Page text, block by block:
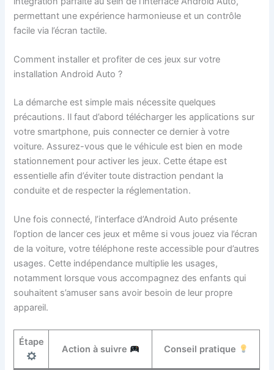
permettant une expérience harmonieuse et un contrôle
facile via l’écran tactile.
Comment installer et profiter de ces jeux sur votre
installation Android Auto ?
La démarche est simple mais nécessite quelques
précautions. Il faut d’abord télécharger les applications sur
votre smartphone, puis connecter ce dernier à votre
voiture. Assurez-vous que le véhicule est bien en mode
stationnement pour activer les jeux. Cette étape est
essentielle afin d’éviter toute distraction pendant la
conduite et de respecter la réglementation.
Une fois connecté, l’interface d’Android Auto présente
l’option de lancer ces jeux et même si vous jouez via l’écran
de la voiture, votre téléphone reste accessible pour d’autres
usages. Cette indépendance multiplie les usages,
notamment lorsque vous accompagnez des enfants qui
souhaitent s’amuser sans avoir besoin de leur propre
appareil.
Étape
Action à suivre Conseil pratique